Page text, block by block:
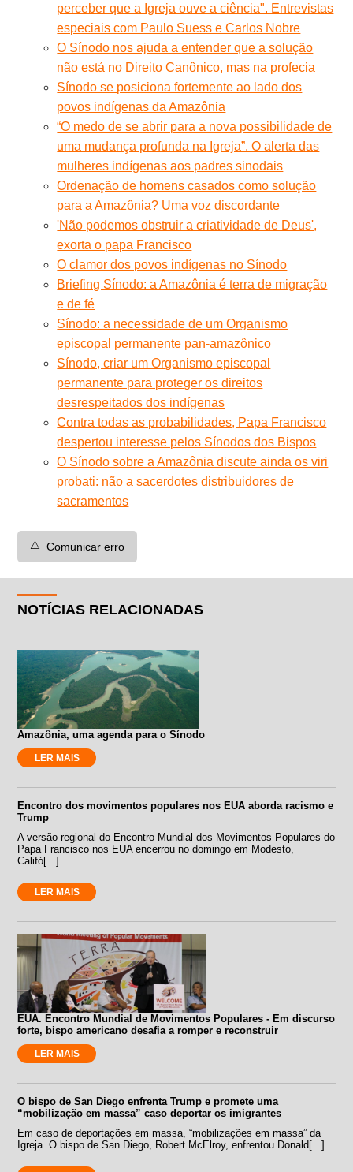
perceber que a Igreja ouve a ciência". Entrevistas
especiais com Paulo Suess e Carlos Nobre
O Sínodo nos ajuda a entender que a solução
não está no Direito Canônico, mas na profecia
Sínodo se posiciona fortemente ao lado dos
povos indígenas da Amazônia
“O medo de se abrir para a nova possibilidade de
uma mudança profunda na Igreja”. O alerta das
mulheres indígenas aos padres sinodais
Ordenação de homens casados como solução
para a Amazônia? Uma voz discordante
'Não podemos obstruir a criatividade de Deus',
exorta o papa Francisco
O clamor dos povos indígenas no Sínodo
Briefing Sínodo: a Amazônia é terra de migração
e de fé
Sínodo: a necessidade de um Organismo
episcopal permanente pan-amazônico
Sínodo, criar um Organismo episcopal
permanente para proteger os direitos
desrespeitados dos indígenas
Contra todas as probabilidades, Papa Francisco
despertou interesse pelos Sínodos dos Bispos
O Sínodo sobre a Amazônia discute ainda os viri
probati: não a sacerdotes distribuidores de
sacramentos
⚠️ Comunicar erro
NOTÍCIAS RELACIONADAS
Amazônia, uma agenda para o Sínodo
LER MAIS
Encontro dos movimentos populares nos EUA aborda racismo e
Trump
A versão regional do Encontro Mundial dos Movimentos Populares do
Papa Francisco nos EUA encerrou no domingo em Modesto,
Califó[...]
LER MAIS
EUA. Encontro Mundial de Movimentos Populares - Em discurso
forte, bispo americano desafia a romper e reconstruir
LER MAIS
O bispo de San Diego enfrenta Trump e promete uma
“mobilização em massa” caso deportar os imigrantes
Em caso de deportações em massa, “mobilizações em massa” da
Igreja. O bispo de San Diego, Robert McElroy, enfrentou Donald[...]